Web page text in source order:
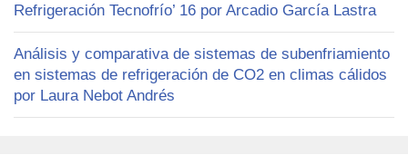
Refrigeración Tecnofrío’ 16 por Arcadio García Lastra
Análisis y comparativa de sistemas de subenfriamiento
en sistemas de refrigeración de CO2 en climas cálidos
por Laura Nebot Andrés